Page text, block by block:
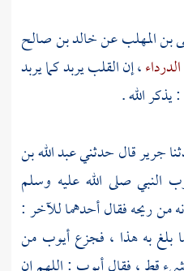
بن المهلبعنخالد بن صالح
، إن القلب يربد كما يربد
الله .
جريرقال حدثنيعبد الله بن
النبي صلى الله عليه وسلم
من ريحه فقال أحدهما للآخر :
بلغ به هذا ، فجزعأيوب من